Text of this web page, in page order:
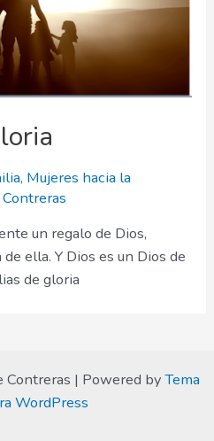
, Mujeres hacia la
un regalo de Dios,
ella. Y Dios es un Dios de
de gloria
| Powered byTema
WordPress